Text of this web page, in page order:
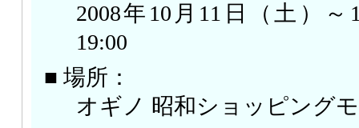
2008年10月11日（土）～
19:00
■ 場所：
オギノ 昭和ショッピング